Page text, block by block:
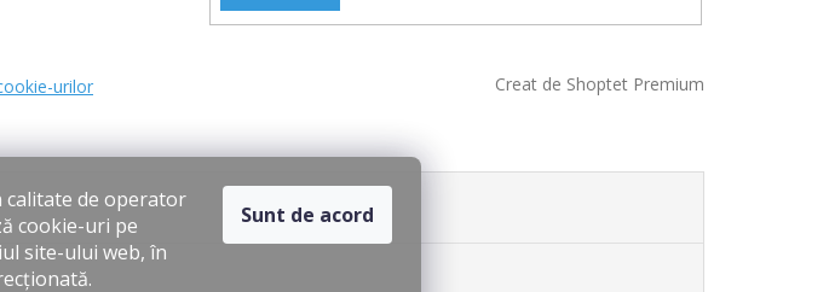
calitate de operator
cookie-uri pe
site-ului web, în
Sunt de acord
Creat de Shoptet Premium
urilor